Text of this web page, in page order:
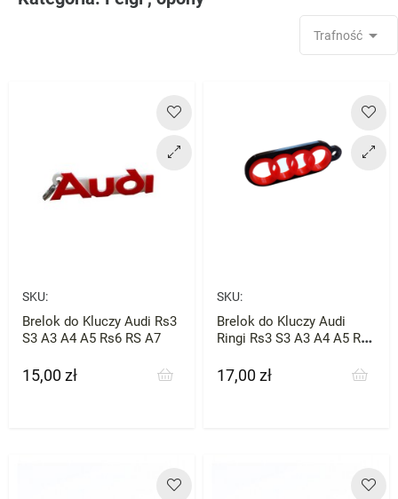
Trafność 
SKU:
Brelok do Kluczy Audi Rs3
S3 A3 A4 A5 Rs6 RS A7
Cena
15,00 zł
SKU:
Brelok do Kluczy Audi
Ringi Rs3 S3 A3 A4 A5 Rs6
Cena
17,00 zł